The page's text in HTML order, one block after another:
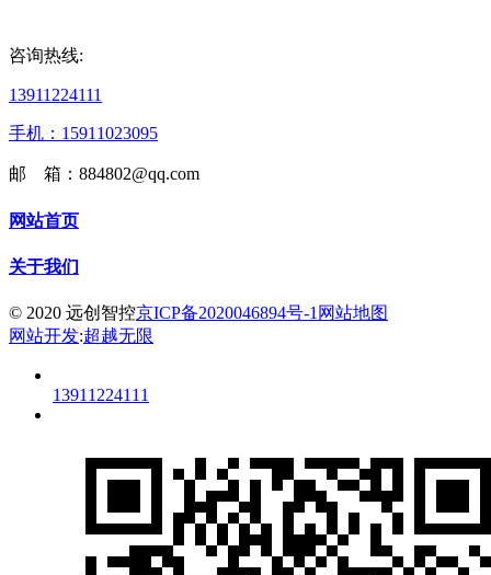
咨询热线:
13911224111
手机：15911023095
邮 箱：884802@qq.com
网站首页
关于我们
© 2020 远创智控京ICP备2020046894号-1 网站地图
网站开发:超越无限
13911224111